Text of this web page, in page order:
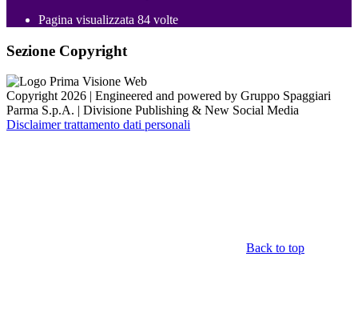
Pagina visualizzata 84 volte
Sezione Copyright
Copyright 2026 | Engineered and powered by Gruppo Spaggiari
Parma S.p.A. | Divisione Publishing & New Social Media
Disclaimer trattamento dati personali
Back to top